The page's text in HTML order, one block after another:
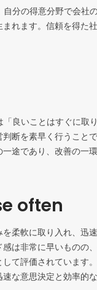
分の得意分野で会社
れます。信頼を得た
良いことはすぐに取
断を素早く行うこと
途であり、改善の一
often
柔軟に取り入れ、迅
は非常に早いものの
て評価されています
な意思決定と効率的